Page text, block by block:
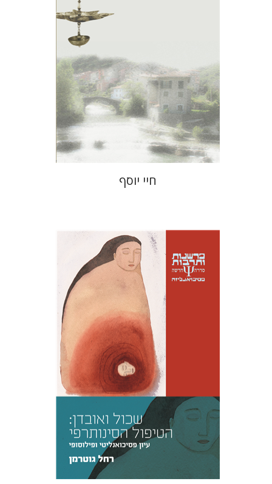
הנחת אתר ספר מודפס
$30
$27
חיי יוסף
הנחת אתר ספר מודפס
$35
$32